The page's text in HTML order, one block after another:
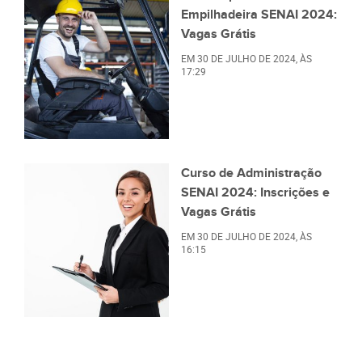
Empilhadeira SENAI 2024:
Vagas Grátis
EM30 DE JULHO DE 2024 , ÀS
17:29
Curso de Administração
SENAI 2024: Inscrições e
Vagas Grátis
EM30 DE JULHO DE 2024 , ÀS
16:15